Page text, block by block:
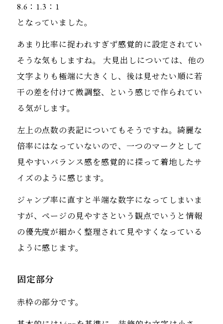
8.6：1.3：1
となっていました。
あまり比率に捉われすぎず感覚的に設定されてい
そうな気もしますね。 大見出しについては、他の
文字よりも極端に大きくし、後は見せたい順に若
干の差を付けて微調整、という感じで作られてい
る気がします。
左上の点数の表記についてもそうですね。綺麗な
倍率にはなっていないので、一つのマークとして
見やすいバランス感を感覚的に探って着地したサ
イズのように感じます。
ジャンプ率に直すと半端な数字になってしまいま
すが、ページの見やすさという観点でいうと情報
の優先度が細かく整理されて見やすくなっている
ように感じます。
固定部分
赤枠の部分です。